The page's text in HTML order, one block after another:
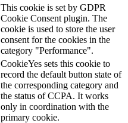
This cookie is set by GDPR
Cookie Consent plugin. The
cookie is used to store the user
consent for the cookies in the
category "Performance".
CookieYes sets this cookie to
record the default button state of
the corresponding category and
the status of CCPA. It works
only in coordination with the
primary cookie.